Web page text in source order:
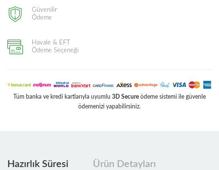
Güvenilir
Ödeme
Havale & EFT
Ödeme Seçeneği
Tüm banka ve kredi kartlarıyla uyumlu 3D Secure ödeme sistemi ile güvenle
ödemenizi yapabilirsiniz.
Hazırlık Süresi Ürün Detayları